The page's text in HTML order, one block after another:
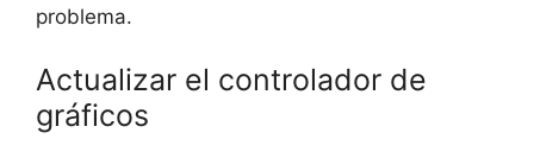
problema.
Actualizar el controlador de
gráficos